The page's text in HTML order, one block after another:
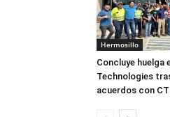
Hermosillo
Concluye huelga
Technologies
acuerdos con